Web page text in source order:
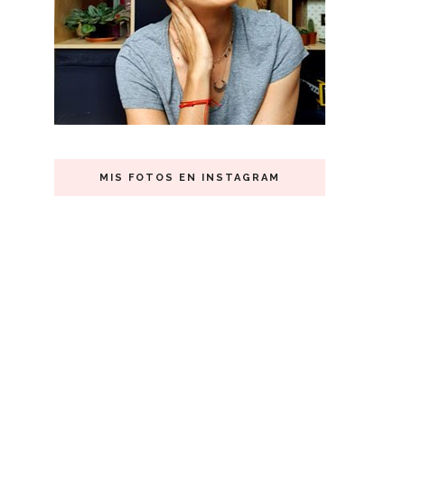
MIS FOTOS EN INSTAGRAM